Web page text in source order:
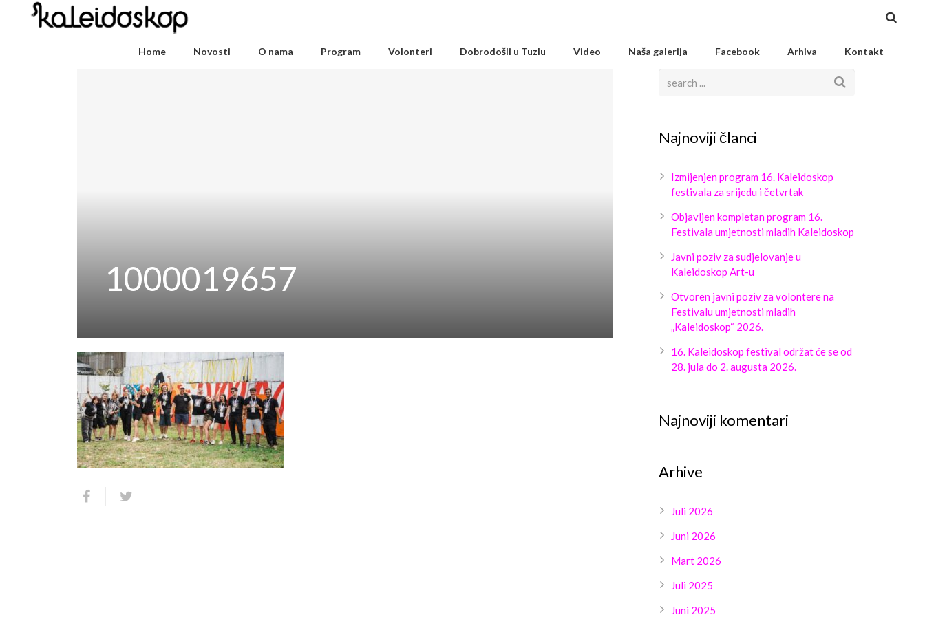
Home Novosti O nama Program Volonteri Dobrodošli u Tuzlu Video Naša galerija Facebook Arhiva Kontakt
1000019657
Najnoviji članci
Izmijenjen program 16. Kaleidoskop
festivala za srijedu i četvrtak
Objavljen kompletan program 16.
Festivala umjetnosti mladih Kaleidoskop
Javni poziv za sudjelovanje u
Kaleidoskop Art-u
Otvoren javni poziv za volontere na
Festivalu umjetnosti mladih
„Kaleidoskop“ 2026.
16. Kaleidoskop festival održat će se od
28. jula do 2. augusta 2026.
Najnoviji komentari
Arhive
Juli 2026
Juni 2026
Mart 2026
Juli 2025
Juni 2025